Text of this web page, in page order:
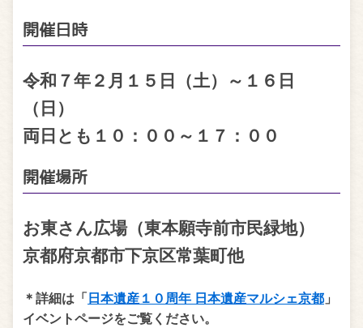
開催日時
令和７年２月１５日（土）～１６日
（日）
両日とも１０：００～１７：００
開催場所
お東さん広場（東本願寺前市民緑地）
京都府京都市下京区常葉町他
＊詳細は「日本遺産１０周年 日本遺産マルシェ京都 」
イベントページをご覧ください。